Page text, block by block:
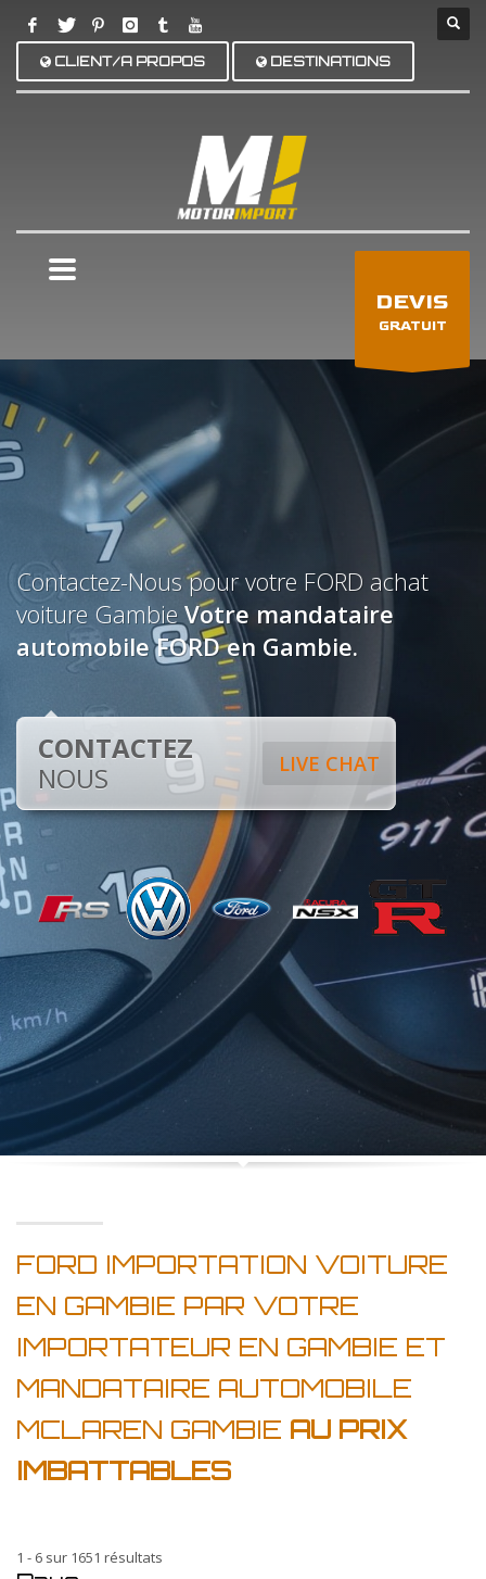
CLIENT/A PROPOS DESTINATIONS
DEVIS
GRATUIT
Contactez-Nous pour votre FORD achat
voiture GambieVotre mandataire
automobile FORD en Gambie.
LIVE CHAT
CONTACTEZ
NOUS
FORD IMPORTATION VOITURE
EN GAMBIE PAR VOTRE
IMPORTATEUR EN GAMBIE ET
MANDATAIRE AUTOMOBILE
MCLAREN GAMBIE AU PRIX
IMBATTABLES
1 - 6 sur 1651 résultats